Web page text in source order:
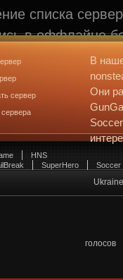
списка
в оффлайне
не участвуют.
.
сервер
В
Они
HNS
SuperHero Soccer
голосов